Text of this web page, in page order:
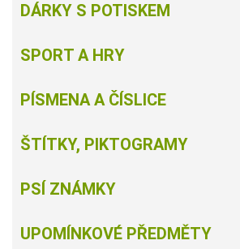
DÁRKY S POTISKEM
SPORT A HRY
PÍSMENA A ČÍSLICE
ŠTÍTKY, PIKTOGRAMY
PSÍ ZNÁMKY
UPOMÍNKOVÉ PŘEDMĚTY